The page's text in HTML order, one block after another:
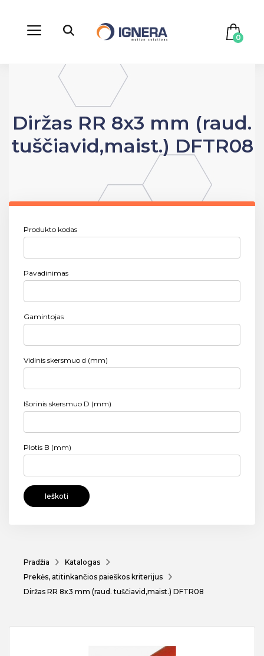
0
Diržas RR 8x3 mm (raud.
tuščiavid,maist.) DFTR08
Produkto kodas
Pavadinimas
Gamintojas
Vidinis skersmuo d (mm)
Išorinis skersmuo D (mm)
Plotis B (mm)
Ieškoti
Pradžia
Katalogas
Prekės, atitinkančios paieškos kriterijus
Diržas RR 8x3 mm (raud. tuščiavid,maist.) DFTR08